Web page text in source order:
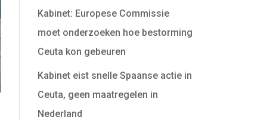
Kabinet: Europese Commissie
moet onderzoeken hoe bestorming
Ceuta kon gebeuren
Kabinet eist snelle Spaanse actie in
Ceuta, geen maatregelen in
Nederland